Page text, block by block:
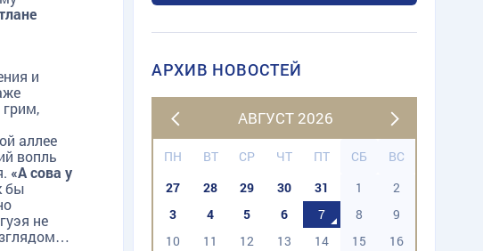
и
аллее
вопль
«А сова у
бы
не
АРХИВ НОВОСТЕЙ
АВГУСТ 2026
ПН ВТ СР ЧТ ПТ СБ
ВС
27
28 29 30 31 1
2
3
4 5 6 7 8
9
10
11 12 13 14 15
16